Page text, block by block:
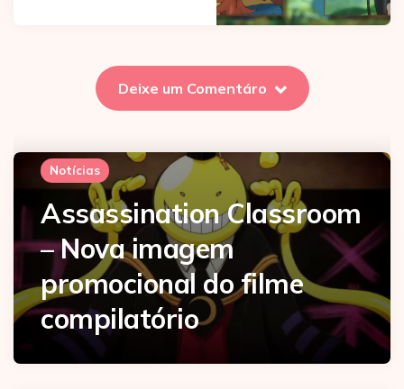
Deixe um Comentáro
Notícias
Assassination Classroom
– Nova imagem
promocional do filme
compilatório